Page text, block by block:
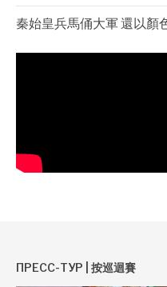
秦始皇兵馬俑大軍 還以顏
ПРЕСС-ТУР | 按巡迴賽